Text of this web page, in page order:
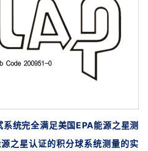
统完全满足美国EPA能源之星测
之星认证的积分球系统测量的实